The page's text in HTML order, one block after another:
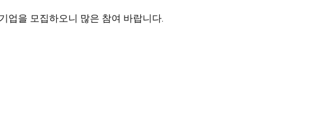
업을 모집하오니 많은 참여 바랍니다.